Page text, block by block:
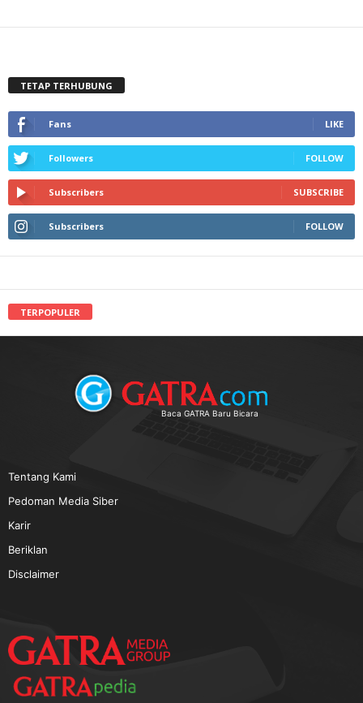
TETAP TERHUBUNG
Fans LIKE
Followers FOLLOW
Subscribers SUBSCRIBE
Subscribers FOLLOW